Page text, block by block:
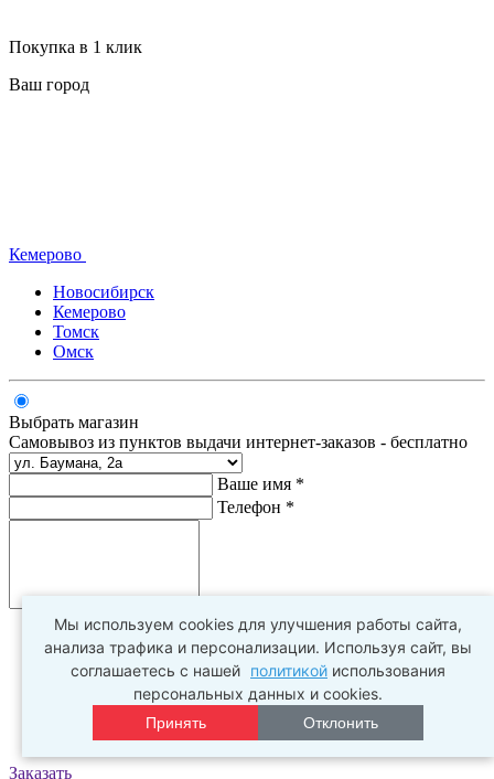
Покупка в 1 клик
Ваш город
Кемерово
Новосибирск
Кемерово
Томск
Омск
Выбрать магазин
Самовывоз из пунктов выдачи интернет-заказов - бесплатно
Ваше имя *
Телефон *
Заказать
Мы используем cookies для улучшения работы сайта,
анализа трафика и персонализации. Используя сайт, вы
соглашаетесь с нашей политикой использования
персональных данных и cookies.
Принять Отклонить